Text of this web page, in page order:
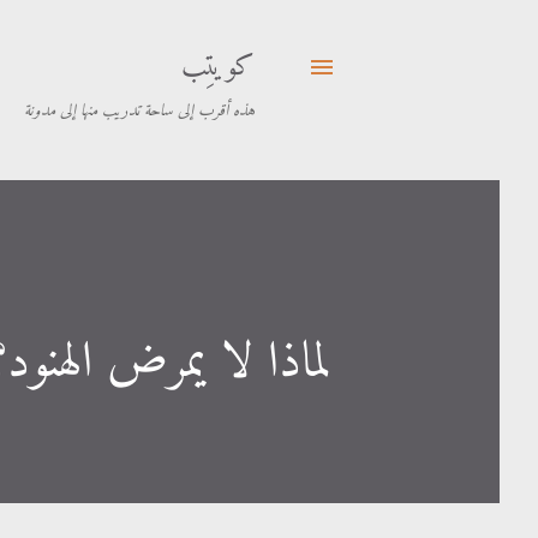
كويتِب
هذه أقرب إلى ساحة تدريب منها إلى مدونة
لماذا لا يمرض